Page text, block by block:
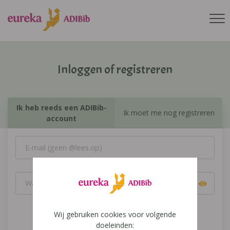
Inloggen of registreren
Ik heb reeds een ADIBib-
account
Ik moet me nog registreren
Inloggen
Wij gebruiken cookies voor volgende
doeleinden: